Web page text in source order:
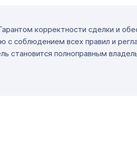
корректности сделки и
с соблюдением всех правил и
становится полноправным